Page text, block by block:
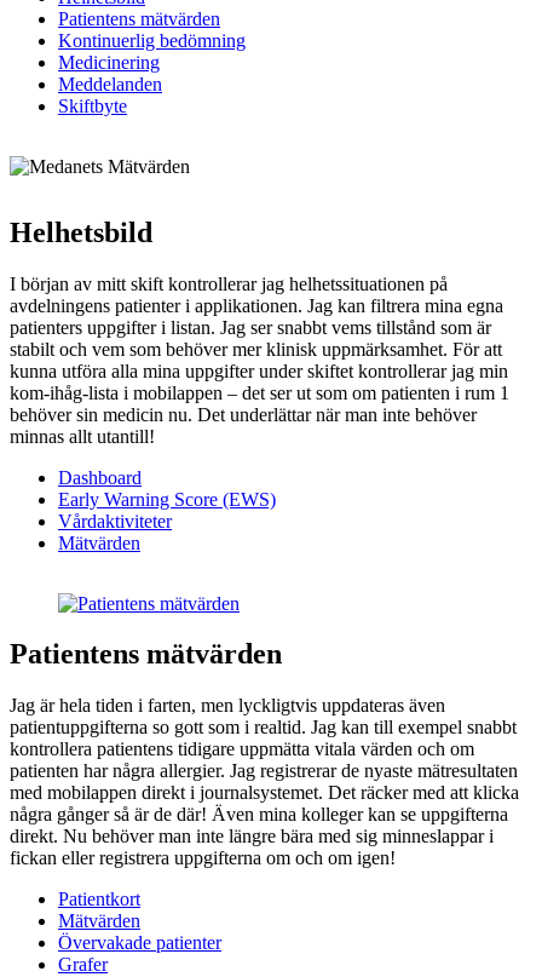
Patientens mätvärden
Kontinuerlig bedömning
Medicinering
Meddelanden
Skiftbyte
Helhetsbild
I början av mitt skift kontrollerar jag helhetssituationen på
avdelningens patienter i applikationen. Jag kan filtrera mina egna
patienters uppgifter i listan. Jag ser snabbt vems tillstånd som är
stabilt och vem som behöver mer klinisk uppmärksamhet. För att
kunna utföra alla mina uppgifter under skiftet kontrollerar jag min
kom-ihåg-lista i mobilappen – det ser ut som om patienten i rum 1
behöver sin medicin nu. Det underlättar när man inte behöver
minnas allt utantill!
Dashboard
Early Warning Score (EWS)
Vårdaktiviteter
Mätvärden
Patientens mätvärden
Jag är hela tiden i farten, men lyckligtvis uppdateras även
patientuppgifterna so gott som i realtid. Jag kan till exempel snabbt
kontrollera patientens tidigare uppmätta vitala värden och om
patienten har några allergier. Jag registrerar de nyaste mätresultaten
med mobilappen direkt i journalsystemet. Det räcker med att klicka
några gånger så är de där! Även mina kolleger kan se uppgifterna
direkt. Nu behöver man inte längre bära med sig minneslappar i
fickan eller registrera uppgifterna om och om igen!
Patientkort
Mätvärden
Övervakade patienter
Grafer